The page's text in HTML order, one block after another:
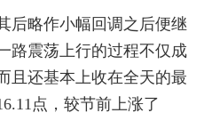
后略作小幅回调之后便继
路震荡上行的过程不仅成
且还基本上收在全天的最
点，较节前上涨了